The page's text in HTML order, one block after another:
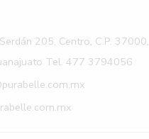
205, Centro, C.P. 37000,
Tel. 477 3794056